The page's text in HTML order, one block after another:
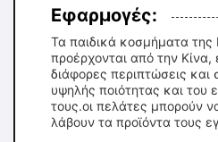
Εφαρμογές:
Τα παιδικά κοσμήματα της
προέρχονται από την Κίνα,
διάφορες περιπτώσεις και
υψηλής ποιότητας και του
τους.οι πελάτες μπορούν
λάβουν τα προϊόντα τους